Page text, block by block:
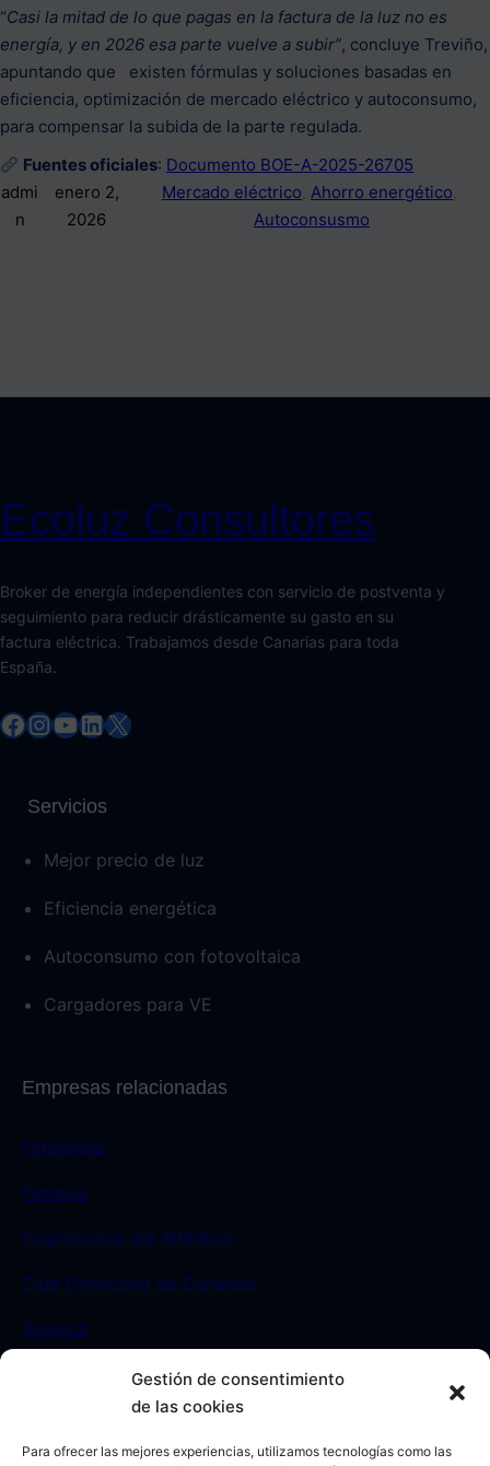
Gestión de consentimiento
de las cookies
Para ofrecer las mejores experiencias, utilizamos tecnologías como las
“Casi la mitad de lo que pagas en la factura de la luz no es
energía, y en 2026 esa parte vuelve a subir”, concluye Treviño,
apuntando que existen fórmulas y soluciones basadas en
eficiencia, optimización de mercado eléctrico y autoconsumo,
para compensar la subida de la parte regulada.
Fuentes oficiales: Documento BOE-A-2025-26705
admi
n
enero 2,
2026
Mercado eléctrico, Ahorro energético
Autoconsusmo
Ecoluz Consultores
Broker de energía independientes con servicio de postventa y
seguimiento para reducir drásticamente su gasto en su
factura eléctrica. Trabajamos desde Canarias para toda
España.
Facebook InstagramYouTube LinkedIn X
Servicios
Mejor precio de luz
Eficiencia energética
Autoconsumo con fotovoltaica
Cargadores para VE
Empresas relacionadas
Fotolinera
Femepa
Empresarios del Atlántico
Club Financiero de Canarias
Aeleyca
Sede:C/ León y Castillo 23. Las Palmas de Gran